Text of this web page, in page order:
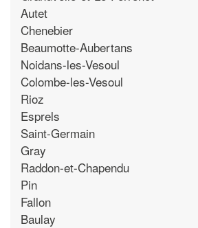
Autet
Chenebier
Beaumotte-Aubertans
Noidans-les-Vesoul
Colombe-les-Vesoul
Rioz
Esprels
Saint-Germain
Gray
Raddon-et-Chapendu
Pin
Fallon
Baulay